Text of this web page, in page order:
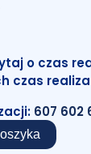
o czas
czas
607 602